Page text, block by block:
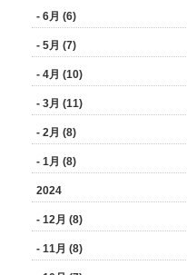
- 6月 (6)
- 5月 (7)
- 4月 (10)
- 3月 (11)
- 2月 (8)
- 1月 (8)
2024
- 12月 (8)
- 11月 (8)